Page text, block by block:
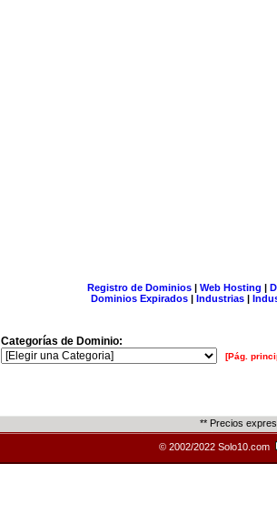
Registro de Dominios| Web Hosting |
Dominios Expirados | Industrias |
Categorías de Dominio:
[Pág.
** Precios
© 2002/2022 Solo10.com